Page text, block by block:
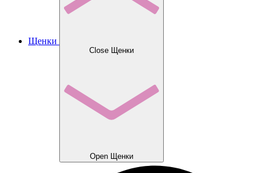
Щенки
Close Щенки
Open Щенки